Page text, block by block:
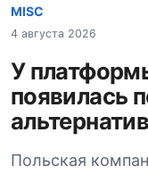
MISC
4 августа 2026
У
появилась
Польская